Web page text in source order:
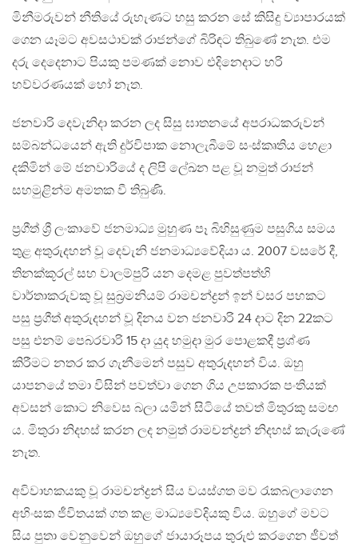
මිනීමරුවන් නීතියේ රුහැණට හසු කරන සේ කිසිදු ව්‍යාපාරයක්
ගෙන යෑමට අවසථාවක් රාජන්ගේ බිරිඳට තිබුණේ නැත. එම
දරු දෙදෙනාට පියකු පමණක් නොව එදිනෙදාට හරි
හව්වරණයක් හෝ නැත.
ජනවාරි දෙවැනිදා කරන ලද සිසු ඝාතනයේ අපරාධකරුවන්
සම්බන්ධයෙන් ඇති දුර්විපාක නොලැබීමේ සංස්කෘතිය හෙළා
දකිමින් මේ ජනවාරියේ ද ලිපි ලේඛන පළ වූ නමුත් රාජන්
සහමුළින්ම අමතක වී තිබුණි.
ප්‍රගීත් ශ්‍රී ලංකාවේ ජනමාධ්‍ය මුහුණ පෑ බිහිසුණුම පසුගිය සමය
තුළ අතුරුදහන් වූ දෙවැනි ජනමාධ්‍යවේදියා ය. 2007 වසරේ දී,
තිනක්කූරල් සහ වාලම්පුරි යන දෙමළ පුවත්පත්හි
වාර්තාකරුවකු වූ සුබ්‍රමනියම් රාමචන්ද්‍රන් ඉන් වසර පහකට
පසු ප්‍රගීත් අතුරුදහන් වූ දිනය වන ජනවාරි 24 දාට දින 22කට
පසු එනම් පෙබරවාරි 15 දා යුද හමුදා මුර පොළකදී ප්‍රශ්ණ
කිරීමට නතර කර ගැනීමෙන් පසුව අතුරුදහන් විය. ඔහු
යාපනයේ තමා විසින් පවත්වා ගෙන ගිය උපකාරක පංතියක්
අවසන් කොට නිවෙස බලා යමින් සිටියේ තවත් මිතුරකු සමඟ
ය. මිතුරා නිදහස් කරන ලද නමුත් රාමචන්ද්‍රන් නිදහස් කැරුණේ
නැත.
අවිවාහකයකු වූ රාමචන්ද්‍රන් සිය වයස්ගත මව රැකබලාගෙන
අහිංසක ජීවිතයක් ගත කළ මාධ්‍යවේදියකු විය. ඔහුගේ මවට
සිය පුතා වෙනුවෙන් ඔහුගේ ජායාරූපය තුරුළු කරගෙන ජීවත්